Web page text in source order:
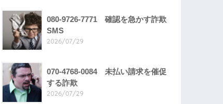
080-9726-7771 確認を急かす詐欺
SMS
2026/07/29
070-4768-0084 未払い請求を催促
する詐欺
2026/07/29